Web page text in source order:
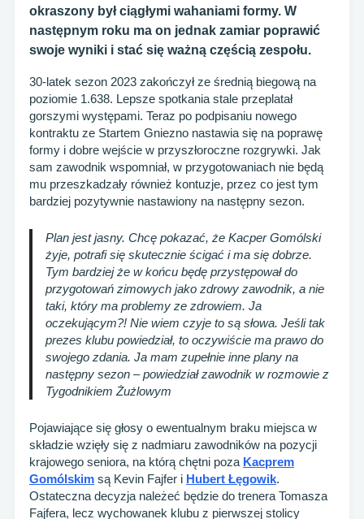
okraszony był ciągłymi wahaniami formy. W
następnym roku ma on jednak zamiar poprawić
swoje wyniki i stać się ważną częścią zespołu.
30-latek sezon 2023 zakończył ze średnią biegową na
poziomie 1.638. Lepsze spotkania stale przeplatał
gorszymi występami. Teraz po podpisaniu nowego
kontraktu ze Startem Gniezno nastawia się na poprawę
formy i dobre wejście w przyszłoroczne rozgrywki. Jak
sam zawodnik wspomniał, w przygotowaniach nie będą
mu przeszkadzały również kontuzje, przez co jest tym
bardziej pozytywnie nastawiony na następny sezon.
Plan jest jasny. Chcę pokazać, że Kacper Gomólski
żyje, potrafi się skutecznie ścigać i ma się dobrze.
Tym bardziej że w końcu będę przystępował do
przygotowań zimowych jako zdrowy zawodnik, a nie
taki, który ma problemy ze zdrowiem. Ja
oczekującym?! Nie wiem czyje to są słowa. Jeśli tak
prezes klubu powiedział, to oczywiście ma prawo do
swojego zdania. Ja mam zupełnie inne plany na
następny sezon – powiedział zawodnik w rozmowie z
Tygodnikiem Żużlowym
Pojawiające się głosy o ewentualnym braku miejsca w
składzie wzięły się z nadmiaru zawodników na pozycji
krajowego seniora, na którą chętni poza Kacprem
Gomólskim są Kevin Fajfer i Hubert Łęgowik.
Ostateczna decyzja należeć będzie do trenera Tomasza
Fajfera, lecz wychowanek klubu z pierwszej stolicy